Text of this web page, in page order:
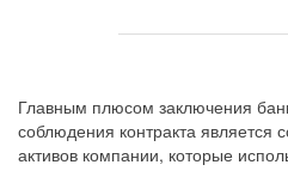
Главным плюсом заключения
соблюдения контракта является
активов компании, которые